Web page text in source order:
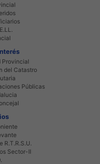
Provincial
del Catastro
Públicas
R.T.R.S.U.
Sector-II